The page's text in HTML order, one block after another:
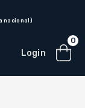
nacional)
Login
0